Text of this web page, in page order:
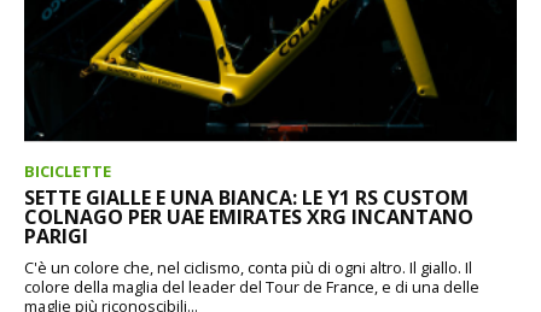
BICICLETTE
SETTE GIALLE E UNA BIANCA: LE Y1 RS CUSTOM
COLNAGO PER UAE EMIRATES XRG INCANTANO
PARIGI
C'è un colore che, nel ciclismo, conta più di ogni altro. Il giallo. Il
colore della maglia del leader del Tour de France, e di una delle
maglie più riconoscibili...